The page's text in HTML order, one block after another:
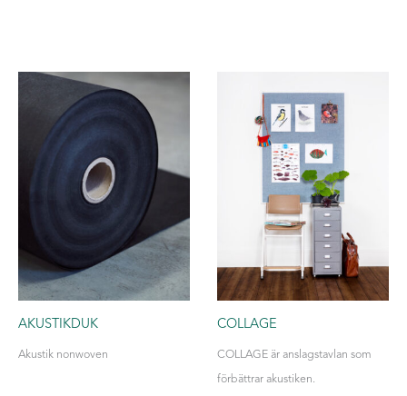
AKUSTIKDUK
Akustik nonwoven
COLLAGE
COLLAGE är anslagstavlan som
förbättrar akustiken.